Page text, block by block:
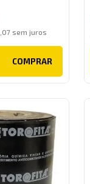
07sem juros
COMPRAR